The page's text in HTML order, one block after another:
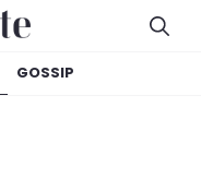
GOSSIP